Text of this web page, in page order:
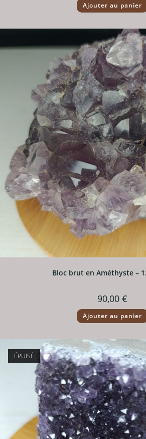
Ajouter au panier
Bloc brut en Améthyste –
90,00 €
Ajouter au panier
ÉPUISÉ